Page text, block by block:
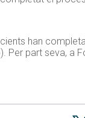
han
Per part seva, a